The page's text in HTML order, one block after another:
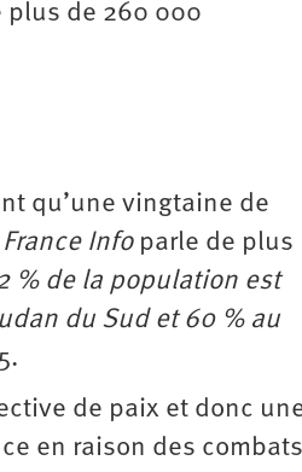
plus de 260 000
qu’une vingtaine de
France Infoparle de plus
% de la population est
du Sud et 60 % au
de paix et donc
en raison des